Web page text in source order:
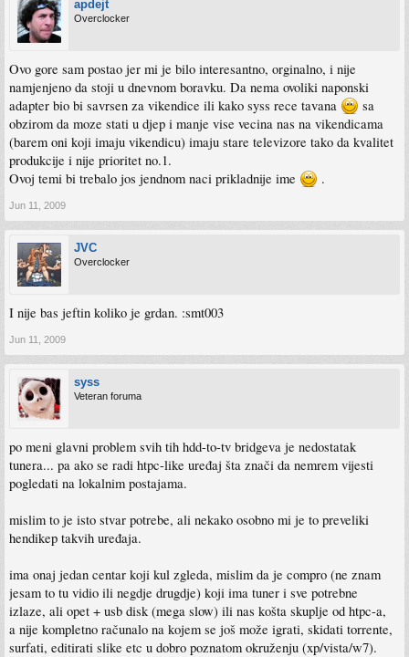
apdejt
Overclocker
Ovo gore sam postao jer mi je bilo interesantno, orginalno, i nije
namjenjeno da stoji u dnevnom boravku. Da nema ovoliki naponski
adapter bio bi savrsen za vikendice ili kako syss rece tavana
sa
obzirom da moze stati u djep i manje vise vecina nas na vikendicama
(barem oni koji imaju vikendicu) imaju stare televizore tako da kvalitet
produkcije i nije prioritet no.1.
Ovoj temi bi trebalo jos jendnom naci prikladnije ime
.
Jun 11, 2009
JVC
Overclocker
I nije bas jeftin koliko je grdan. :smt003
Jun 11, 2009
syss
Veteran foruma
po meni glavni problem svih tih hdd-to-tv bridgeva je nedostatak
tunera... pa ako se radi htpc-like uređaj šta znači da nemrem vijesti
pogledati na lokalnim postajama.
mislim to je isto stvar potrebe, ali nekako osobno mi je to preveliki
hendikep takvih uređaja.
ima onaj jedan centar koji kul zgleda, mislim da je compro (ne znam
jesam to tu vidio ili negdje drugdje) koji ima tuner i sve potrebne
izlaze, ali opet + usb disk (mega slow) ili nas košta skuplje od htpc-a,
a nije kompletno računalo na kojem se još može igrati, skidati torrente,
surfati, editirati slike etc u dobro poznatom okruženju (xp/vista/w7).